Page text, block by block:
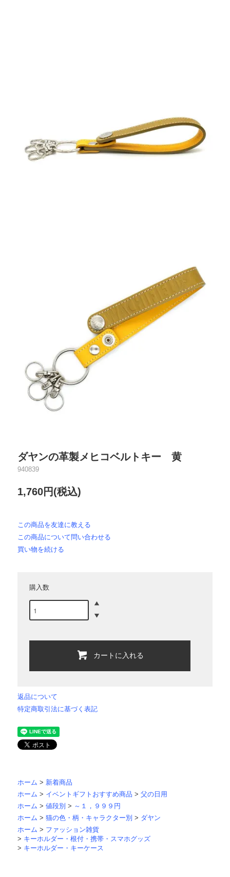
ダヤンの革製メヒコベルトキー 黄
940839
1,760円(税込)
この商品を友達に教える
この商品について問い合わせる
買い物を続ける
購入数
カートに入れる
返品について
特定商取引法に基づく表記
ホーム > 新着商品
ホーム > イベントギフトおすすめ商品 > 父の日用
ホーム > 値段別 > ～１，９９９円
ホーム > 猫の色・柄・キャラクター別 > ダヤン
ホーム > ファッション雑貨
> キーホルダー・根付・携帯・スマホグッズ
> キーホルダー・キーケース